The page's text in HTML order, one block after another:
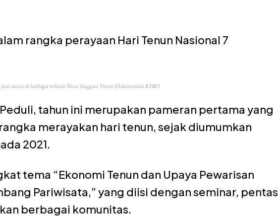
rangka perayaan Hari Tenun Nasional 7
jenis tenun di berbagai wilayah Nusa Tenggara Timur (Dokumentasi RTBP)
Peduli, tahun ini merupakan pameran pertama yang
merayakan hari tenun, sejak diumumkan
2021.
tema “Ekonomi Tenun dan Upaya Pewarisan
Pariwisata,” yang diisi dengan seminar, pentas
berbagai komunitas.